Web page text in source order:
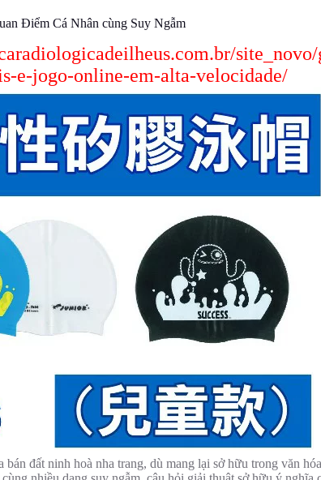
Điểm Cá Nhân cùng Suy Ngẫm
e-jogo-online-em-alta-velocidade/
bán đất ninh hoà nha trang, dù mang lại sở hữu trong văn